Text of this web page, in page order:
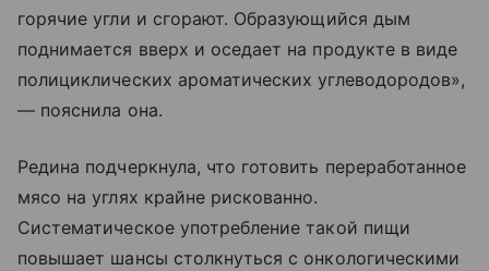
горячие угли и сгорают. Образующийся дым
поднимается вверх и оседает на продукте в виде
полициклических ароматических углеводородов»,
— пояснила она.
Редина подчеркнула, что готовить переработанное
мясо на углях крайне рискованно.
Систематическое употребление такой пищи
повышает шансы столкнуться с онкологическими